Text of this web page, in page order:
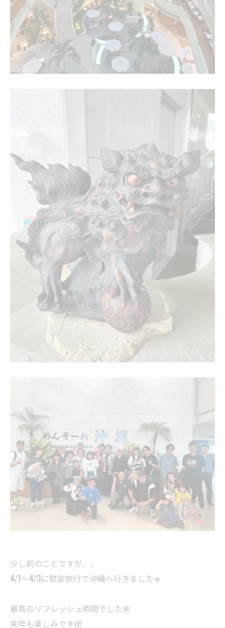
少し前のことですが、、
4/1〜4/3に慰安旅行で沖縄へ行きました✈️
最高のリフレッシュ時間でした🌺
来年も楽しみです🫣